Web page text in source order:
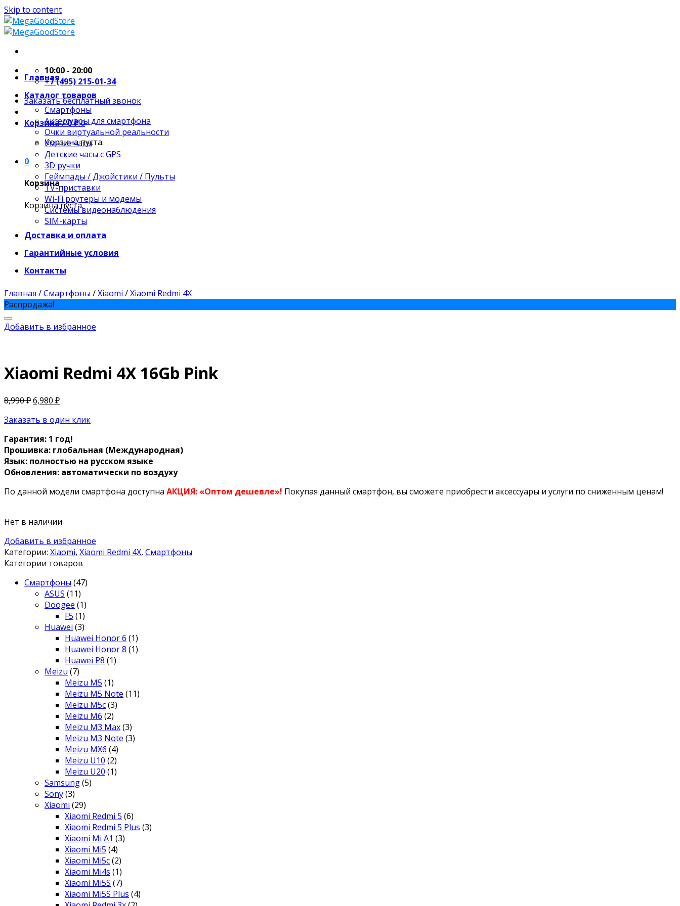
Skip to content
10:00 - 20:00
+7 (495) 215-01-34
Заказать бесплатный звонок
Корзина /0₽0
Корзина пуста.
0
Корзина
Корзина пуста.
Главная
Каталог товаров
Смартфоны
Аксессуары для смартфона
Очки виртуальной реальности
Умные часы
Детские часы с GPS
3D ручки
Геймпады / Джойстики / Пульты
TV-приставки
Wi-Fi роутеры и модемы
Системы видеонаблюдения
SIM-карты
Доставка и оплата
Гарантийные условия
Контакты
Главная /Смартфоны /Xiaomi /Xiaomi Redmi 4X
Распродажа!
Добавить в избранное
Xiaomi Redmi 4X 16Gb Pink
8,990₽6,980 ₽
Заказать в один клик
Гарантия: 1 год!
Прошивка: глобальная (Международная)
Язык: полностью на русском языке
Обновления: автоматически по воздуху
По данной модели смартфона доступна АКЦИЯ: «Оптом дешевле»! Покупая данный смартфон, вы сможете приобрести аксессуары и услуги по сниженным ценам!
Нет в наличии
Добавить в избранное
Категории: Xiaomi, Xiaomi Redmi 4X, Смартфоны
Категории товаров
Смартфоны (47)
ASUS (11)
Doogee (1)
F5 (1)
Huawei (3)
Huawei Honor 6 (1)
Huawei Honor 8 (1)
Huawei P8 (1)
Meizu (7)
Meizu M5 (1)
Meizu M5 Note (11)
Meizu M5c(3)
Meizu M6 (2)
Meizu M3 Max(3)
Meizu M3 Note (3)
Meizu MX6 (4)
Meizu U10 (2)
Meizu U20 (1)
Samsung(5)
Sony(3)
Xiaomi (29)
Xiaomi Redmi 5 (6)
Xiaomi Redmi 5 Plus (3)
Xiaomi Mi A1 (3)
Xiaomi Mi5 (4)
Xiaomi Mi5c(2)
Xiaomi Mi4s (1)
Xiaomi Mi5S (7)
Xiaomi Mi5S Plus (4)